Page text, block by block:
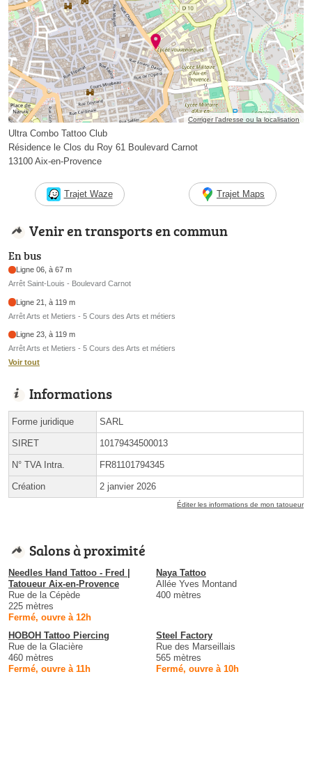
Corriger l’adresse ou la localisation
Ultra Combo Tattoo Club
Résidence le Clos du Roy 61 Boulevard Carnot
13100 Aix-en-Provence
Trajet Waze Trajet Maps
Venir en transports en commun
En bus
Ligne 06, à 67 m
Arrêt Saint-Louis - Boulevard Carnot
Ligne 21, à 119 m
Arrêt Arts et Metiers - 5 Cours des Arts et métiers
Ligne 23, à 119 m
Arrêt Arts et Metiers - 5 Cours des Arts et métiers
Voir tout
Informations
Forme juridique SARL
SIRET 10179434500013
N° TVA Intra. FR81101794345
Création 2 janvier 2026
Éditer les informations de mon tatoueur
Salons à proximité
Needles Hand Tattoo - Fred |
Tatoueur Aix-en-Provence
Rue de la Cépède
225 mètres
Fermé, ouvre à 12h
Naya Tattoo
Allée Yves Montand
400 mètres
HOBOH Tattoo Piercing
Rue de la Glacière
460 mètres
Fermé, ouvre à 11h
Steel Factory
Rue des Marseillais
565 mètres
Fermé, ouvre à 10h